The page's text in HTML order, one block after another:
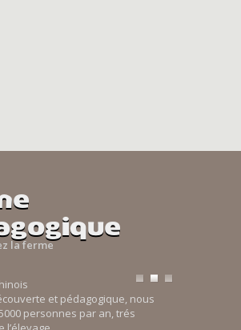
la ferme
et pédagogique, nous
personnes par an, trés